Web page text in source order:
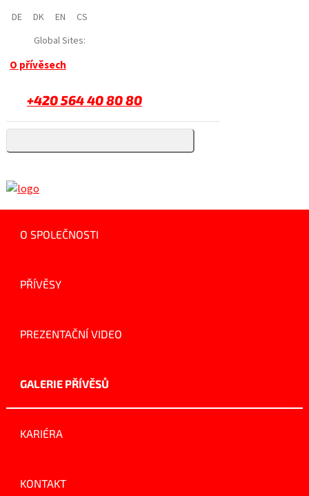
DE DK EN
CS
Global Sites:
O přívěsech
+420 564 40 80 80
O SPOLEČNOSTI
PŘÍVĚSY
PREZENTAČNÍ VIDEO
GALERIE PŘÍVĚSŮ
KARIÉRA
KONTAKT